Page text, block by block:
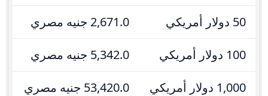
50 دولار أمريكي 2,671.0 جنيه مصري
100 دولار أمريكي 5,342.0 جنيه مصري
1,000 دولار أمريكي 53,420.0 جنيه مصري